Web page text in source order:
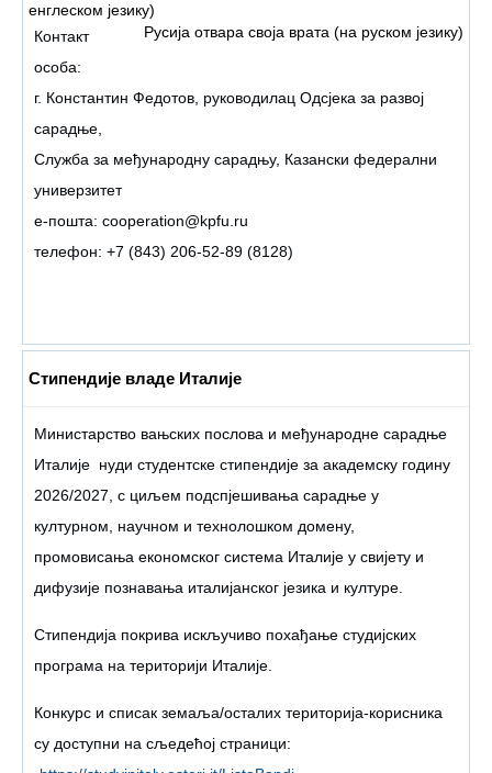
енглеском језику)
Русија отвара своја врата (на руском језику)
Контакт
особа:
г. Константин Федотов, руководилац Одсјека за развој
сарадње,
Служба за међународну сарадњу, Казански федерални
универзитет
е-пошта: cooperation@kpfu.ru
телефон: +7 (843) 206-52-89 (8128)
Стипендије владе Италије
Министарство вањских послова и међународне сарадње
Италије нуди студентске стипендије за академску годину
2026/2027, с циљем подспјешивања сарадње у
културном, научном и технолошком домену,
промовисања економског система Италије у свијету и
дифузије познавања италијанског језика и културе.
Стипендија покрива искључиво похађање студијских
програма на територији Италије.
Конкурс и списак земаља/осталих територија-корисника
су доступни на сљедећој страници: